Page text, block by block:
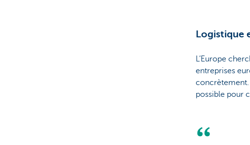
Logistique
L’Europe
entreprises
concrètement.
possible pour